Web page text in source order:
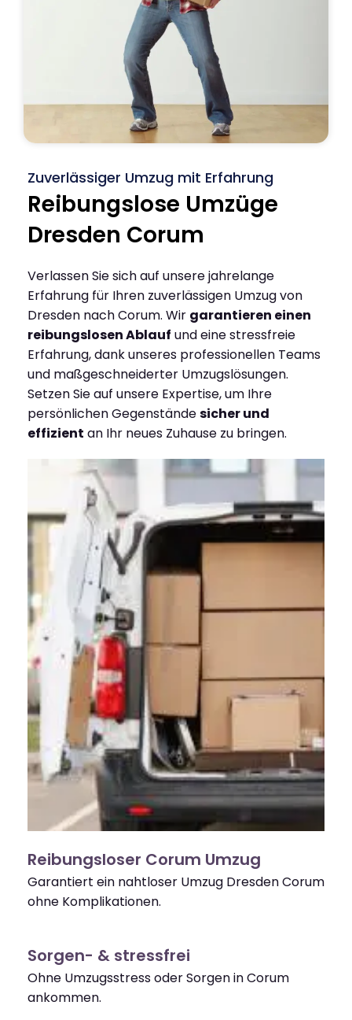
Zuverlässiger Umzug mit Erfahrung
Reibungslose Umzüge
Dresden Corum
Verlassen Sie sich auf unsere jahrelange
Erfahrung für Ihren zuverlässigen Umzug von
Dresden nach Corum. Wir garantieren einen
reibungslosen Ablauf und eine stressfreie
Erfahrung, dank unseres professionellen Teams
und maßgeschneiderter Umzugslösungen.
Setzen Sie auf unsere Expertise, um Ihre
persönlichen Gegenständesicher und
effizient an Ihr neues Zuhause zu bringen.
Reibungsloser Corum Umzug
Garantiert ein nahtloser Umzug Dresden Corum
ohne Komplikationen.
Sorgen- & stressfrei
Ohne Umzugsstress oder Sorgen in Corum
ankommen.